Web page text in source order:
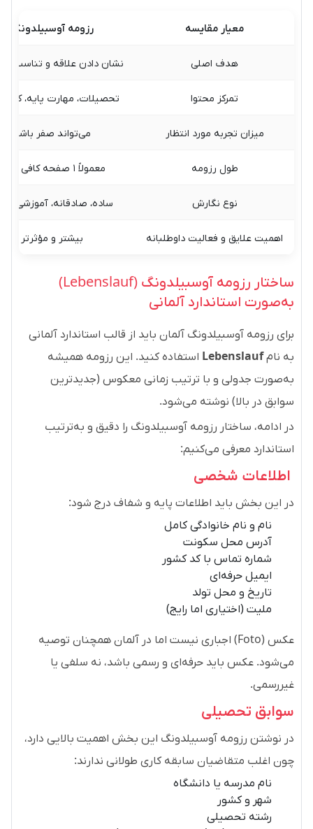
معیار مقایسه رزومه آوسبیلدونگ
هدف اصلی نشان دادن علاقه و تناسب با
تمرکز محتوا تحصیلات، مهارت پایه،
میزان تجربه مورد انتظار می‌تواند صفر باشد
طول رزومه معمولاً ۱ صفحه کافی است
نوع نگارش ساده، صادقانه، آموزشی
اهمیت علایق و فعالیت داوطلبانه بیشتر و مؤثرتر
ساختار رزومه آوسبیلدونگ (Lebenslauf)
به‌صورت استاندارد آلمانی
برای رزومه آوسبیلدونگ آلمان باید از قالب استاندارد آلمانی
به نامLebenslauf استفاده کنید. این رزومه همیشه
به‌صورت جدولی و با ترتیب زمانی معکوس (جدیدترین
سوابق در بالا) نوشته می‌شود.
در ادامه، ساختار رزومه آوسبیلدونگ را دقیق و به‌ترتیب
استاندارد معرفی می‌کنیم:
اطلاعات شخصی
در این بخش باید اطلاعات پایه و شفاف درج شود:
نام و نام خانوادگی کامل
آدرس محل سکونت
شماره تماس با کد کشور
ایمیل حرفه‌ای
تاریخ و محل تولد
ملیت (اختیاری اما رایج)
عکس (Foto) اجباری نیست اما در آلمان همچنان توصیه
می‌شود. عکس باید حرفه‌ای و رسمی باشد، نه سلفی یا
غیررسمی.
سوابق تحصیلی
در نوشتن رزومه آوسبیلدونگ این بخش اهمیت بالایی دارد،
چون اغلب متقاضیان سابقه کاری طولانی ندارند:
نام مدرسه یا دانشگاه
شهر و کشور
رشته تحصیلی